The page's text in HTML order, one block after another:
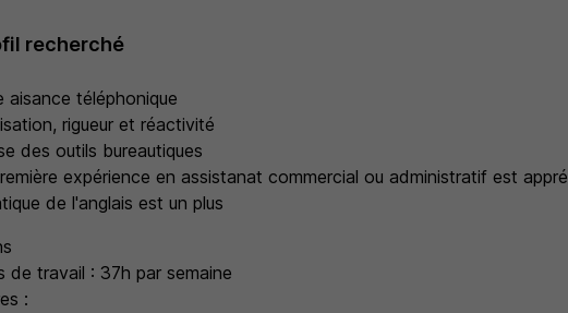
recherché
aisance téléphonique
rigueur et réactivité
des outils bureautiques
expérience en assistanat commercial ou administratif est
de l'anglais est un plus
de travail : 37h par semaine
: